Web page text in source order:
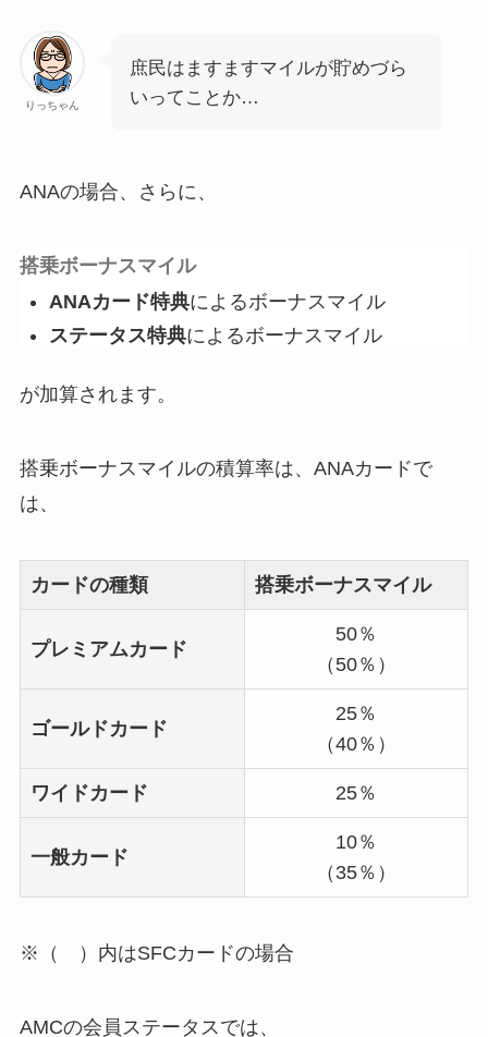
りっちゃん
庶民はますますマイルが貯めづら
いってことか…
ANAの場合、さらに、
搭乗ボーナスマイル
ANAカード特典によるボーナスマイル
ステータス特典によるボーナスマイル
が加算されます。
搭乗ボーナスマイルの積算率は、ANAカードで
は、
カードの種類 搭乗ボーナスマイル
プレミアムカード
50％
（50％）
ゴールドカード
25％
（40％）
ワイドカード 25％
一般カード
10％
（35％）
※（ ）内はSFCカードの場合
AMCの会員ステータスでは、